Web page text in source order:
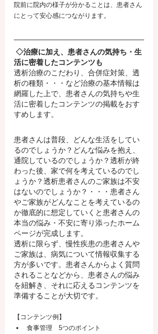
院前に院内の様子が分かることは、患者さん
にとって安心感につながります。
◇治療に加え、患者さんの気持ち・生
活に密着したコンテンツも
透析治療のこだわり、合併症対策、透
析の種類・・・など治療の基本情報は
網羅した上で、患者さんの気持ちや生
活に密着したコンテンツの掲載をおす
すめします。
患者さんは普段、どんな生活をしてい
るのでしょうか？どんな悩みを抱え、
通院しているのでしょうか？透析が終
わった後、家で何を考えているのでし
ょうか？透析患者さんのご家族は不安
はないのでしょうか？・・・患者さん
やご家族がどんなことを考えているの
か徹底的に想定していくと患者さんの
本当の悩み・不安に寄り添ったホーム
ページが完成します。
透析に限らず、慢性疾患の患者さんや
ご家族は、病気について情報収集する
方が多いです。患者さんからよく質問
されることなどから、患者さんの悩み
を紐解き、それに応えるコンテンツを
準備することが大切です。
【コンテンツ例】
食事管理　5つのポイント